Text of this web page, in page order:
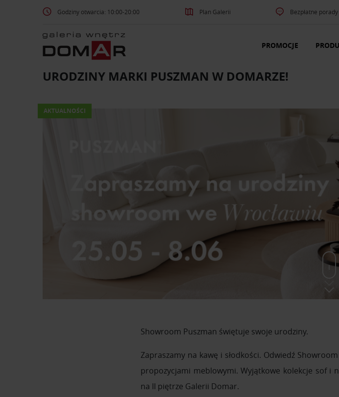
Godziny otwarcia: 10:00-20:00 Plan Galerii Bezpłatne porady
PROMOCJE
URODZINY MARKI PUSZMAN W DOMARZE!
AKTUALNOŚCI
Showroom Puszman świętuje swoje urodziny.
Zapraszamy na kawę i słodkości. Odwiedź
propozycjami meblowymi. Wyjątkowe kolekcje sof i
na II piętrze Galerii Domar.